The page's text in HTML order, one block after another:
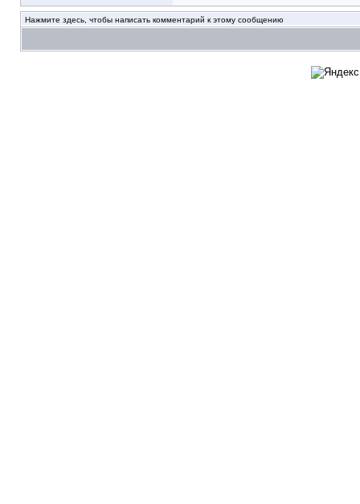
Нажмите здесь, чтобы написать комментарий к этому сообщению